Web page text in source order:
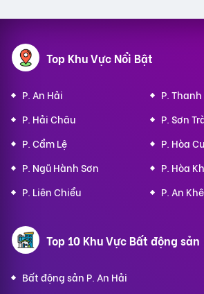
Top Khu Vực Nổi Bật
P. An Hải
P.
P. Hải Châu
P. Sơn
P. Cẩm Lệ
P. Hòa
P. Ngũ Hành Sơn
P. Hòa
P. Liên Chiểu
P. An Khê
Top 10 Khu Vực Bất động sản
Bất động sản P. An Hải